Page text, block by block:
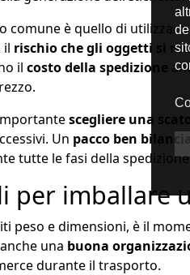
comune è quello di utilizzare
il rischio che gli oggetti si
il costo della spedizione
scegliere una
Un pacco ben
tutte le fasi della
per imballare
peso e dimensioni, è il
una buona
durante il trasporto.